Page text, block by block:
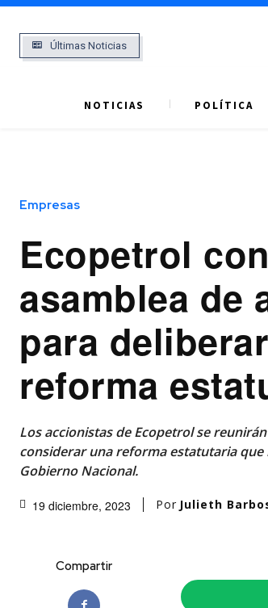
Últimas Noticias
NOTICIAS POLÍTICA
Empresas
Ecopetrol
asamblea de
para
reforma
Los accionistas de Ecopetrol se
considerar una reforma estatutaria
Gobierno Nacional.
19 diciembre, 2023 Por Julieth
Compartir